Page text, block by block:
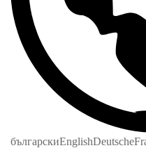
българскиEnglishDeutsche